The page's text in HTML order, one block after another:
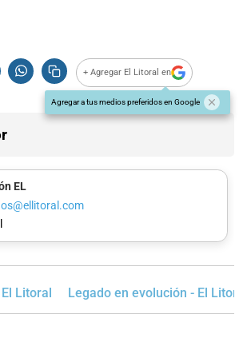
+ Agregar El Litoral en
Agregar a tus medios preferidos en Google
EL
El Litoral Legado en evolución - El